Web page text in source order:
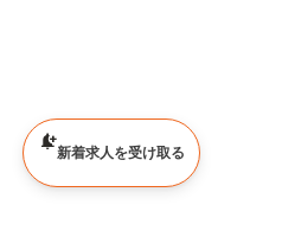
新着求人を受け取る